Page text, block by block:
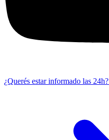
¿Querés estar informado las 24h?